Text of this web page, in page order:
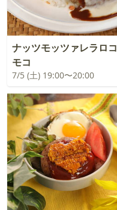
ナッツモッツァレラロコ
モコ
7/5 (土) 19:00〜20:00